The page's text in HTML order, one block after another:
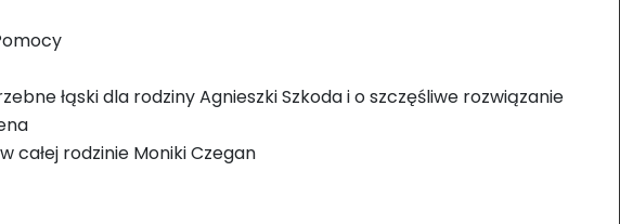
łąski dla rodziny Agnieszki Szkoda i o szczęśliwe rozwiązanie
całej rodzinie Moniki Czegan